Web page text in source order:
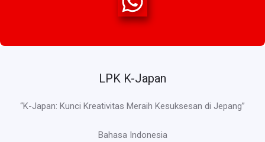
LPK K-Japan
“K-Japan: Kunci Kreativitas Meraih Kesuksesan di Jepang”
Bahasa Indonesia